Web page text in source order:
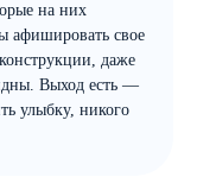
на них
афишировать свое
даже
Выход есть —
улыбку, никого